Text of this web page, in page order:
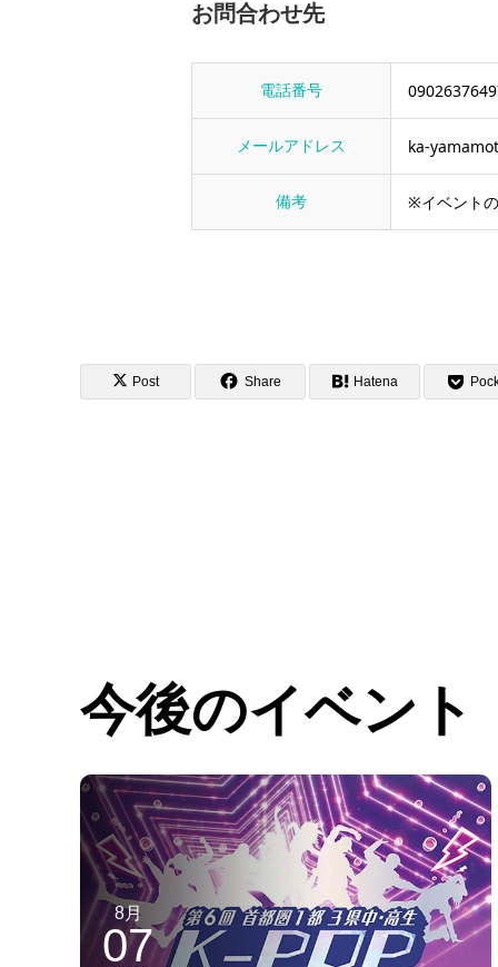
お問合わせ先
電話番号
メールアドレス ka-
備考 ※イベント
Post Share Hatena
今後のイベント
8月
07